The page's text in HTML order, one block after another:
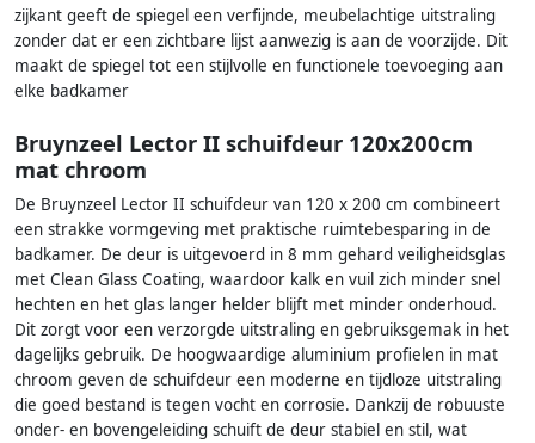
zijkant geeft de spiegel een verfijnde, meubelachtige uitstraling
zonder dat er een zichtbare lijst aanwezig is aan de voorzijde. Dit
maakt de spiegel tot een stijlvolle en functionele toevoeging aan
elke badkamer
Bruynzeel Lector II schuifdeur 120x200cm
mat chroom
De Bruynzeel Lector II schuifdeur van 120 x 200 cm combineert
een strakke vormgeving met praktische ruimtebesparing in de
badkamer. De deur is uitgevoerd in 8 mm gehard veiligheidsglas
met Clean Glass Coating, waardoor kalk en vuil zich minder snel
hechten en het glas langer helder blijft met minder onderhoud.
Dit zorgt voor een verzorgde uitstraling en gebruiksgemak in het
dagelijks gebruik. De hoogwaardige aluminium profielen in mat
chroom geven de schuifdeur een moderne en tijdloze uitstraling
die goed bestand is tegen vocht en corrosie. Dankzij de robuuste
onder- en bovengeleiding schuift de deur stabiel en stil, wat